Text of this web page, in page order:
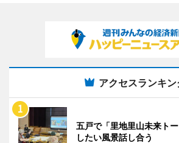
アクセスランキン
五戸で「里地里山未来ト
したい風景話し合う